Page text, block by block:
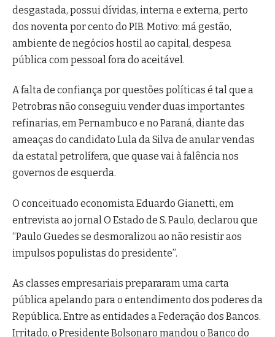
desgastada, possui dívidas, interna e externa, perto
dos noventa por cento do PIB. Motivo: má gestão,
ambiente de negócios hostil ao capital, despesa
pública com pessoal fora do aceitável.
A falta de confiança por questões políticas é tal que a
Petrobras não conseguiu vender duas importantes
refinarias, em Pernambuco e no Paraná, diante das
ameaças do candidato Lula da Silva de anular vendas
da estatal petrolífera, que quase vai à falência nos
governos de esquerda.
O conceituado economista Eduardo Gianetti, em
entrevista ao jornal O Estado de S. Paulo, declarou que
“Paulo Guedes se desmoralizou ao não resistir aos
impulsos populistas do presidente”.
As classes empresariais prepararam uma carta
pública apelando para o entendimento dos poderes da
República. Entre as entidades a Federação dos Bancos.
Irritado, o Presidente Bolsonaro mandou o Banco do